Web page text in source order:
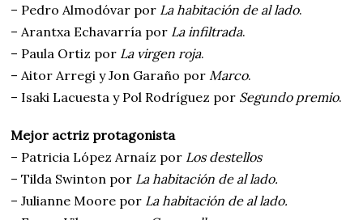
– Pedro Almodóvar por La habitación de al lado.
– Arantxa Echavarría por La infiltrada.
– Paula Ortiz por La virgen roja.
– Aitor Arregi y Jon Garaño por Marco.
– Isaki Lacuesta y Pol Rodríguez por Segundo premio.
Mejor actriz protagonista
– Patricia López Arnaíz por Los destellos
– Tilda Swinton por La habitación de al lado.
– Julianne Moore por La habitación de al lado.